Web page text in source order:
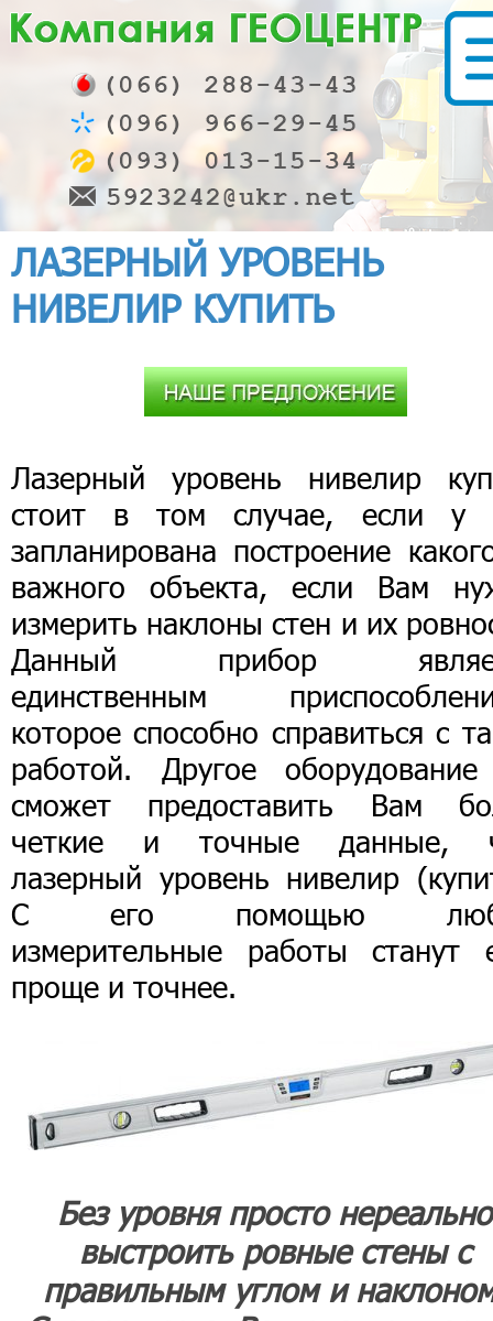
ЛАЗЕРНЫЙ УРОВЕНЬ
НИВЕЛИР КУПИТЬ
Лазерный уровень нивелир
стоит в том случае, если у
запланирована построение
важного объекта, если Вам
измерить наклоны стен и их
Данный прибор
единственным
которое способно справиться с
работой. Другое
сможет предоставить Вам
четкие и точные данные,
лазерный уровень нивелир
С его помощью
измерительные работы станут
проще и точнее.
Без уровня просто нереально
выстроить ровные стены с
правильным углом и